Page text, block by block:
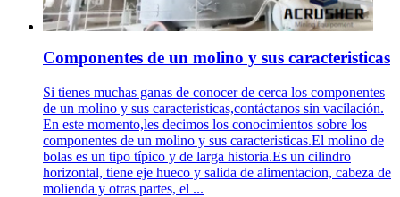
Componentes de un molino y sus caracteristicas
Si tienes muchas ganas de conocer de cerca los componentes
de un molino y sus caracteristicas,contáctanos sin vacilación.
En este momento,les decimos los conocimientos sobre los
componentes de un molino y sus caracteristicas.El molino de
bolas es un tipo típico y de larga historia.Es un cilindro
horizontal, tiene eje hueco y salida de alimentacion, cabeza de
molienda y otras partes, el ...